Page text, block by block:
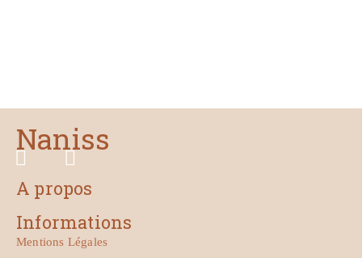
Naniss
A propos
Informations
Mentions Légales